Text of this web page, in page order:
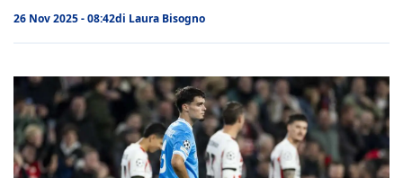
26 Nov 2025 - 08:42di Laura Bisogno